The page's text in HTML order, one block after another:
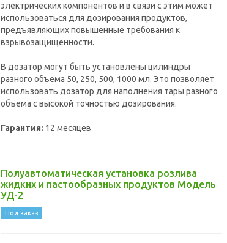
электрических компонентов и в связи с этим может
использоваться для дозирования продуктов,
предъявляющих повышенные требования к
взрывозащищенности.
В дозатор могут быть установлены цилиндры
разного объема 50, 250, 500, 1000 мл. Это позволяет
использовать дозатор для наполнения тары разного
объема с высокой точностью дозирования.
Гарантия: 12 месяцев
Полуавтоматическая установка розлива
жидких и пастообразных продуктов Модель
УД-2
Под заказ